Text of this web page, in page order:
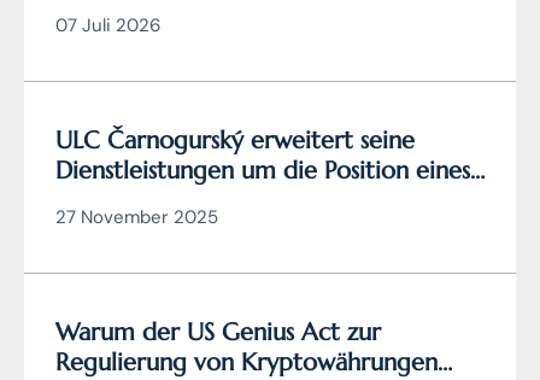
07 Juli 2026
ULC Čarnogurský erweitert seine
Dienstleistungen um die Position eines
Cybersicherheitsmanagers
27 November 2025
Warum der US Genius Act zur
Regulierung von Kryptowährungen